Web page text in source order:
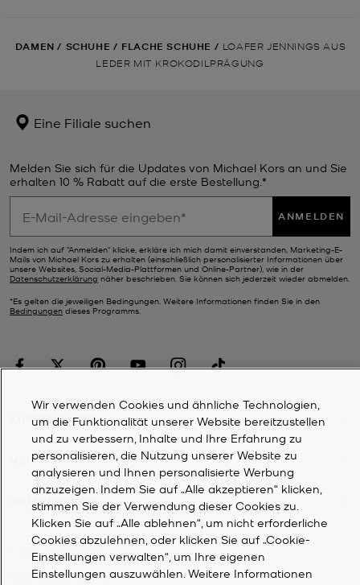
DAMEN / SCHUHE / FLACHE SCHUHE / LOAFER JENNINGS AUS
LEDER MIT KROKODILPRÄGUNG
Eine Filiale suchen
Melden Sie sich für die Updates von Michael Kors an und Sie
erhalten 10 % Rabatt auf die erste Bestellung.*
ANMELDEN
Indem ich auf "Anmelden" klicke, erkläre ich mich damit einverstanden, Marketing-E-
Mails von Michael Kors zu erhalten (einschließlich personalisierter Informationen über
unsere Websites, Social-Media-Plattformen und Online-Partner), wie in der
Datenschutzerklärung näher beschrieben. Sie können sich jederzeit wieder abmelden.
*Es gelten die jeweiligen Bedingungen. Weitere Informationen finden Sie in den
Bedingungen dieses Programms.
KUNDENDIENST
MEIN KONTO
UNTERNEHMEN
2026 Michael Kors
Datenschutzrichtlinie
Wir verwenden Cookies und ähnliche Technologien,
um die Funktionalität unserer Website bereitzustellen
und zu verbessern, Inhalte und Ihre Erfahrung zu
personalisieren, die Nutzung unserer Website zu
analysieren und Ihnen personalisierte Werbung
anzuzeigen. Indem Sie auf „Alle akzeptieren“ klicken,
stimmen Sie der Verwendung dieser Cookies zu.
Klicken Sie auf „Alle ablehnen“, um nicht erforderliche
Cookies abzulehnen, oder klicken Sie auf „Cookie-
Einstellungen verwalten“, um Ihre eigenen
Einstellungen auszuwählen. Weitere Informationen